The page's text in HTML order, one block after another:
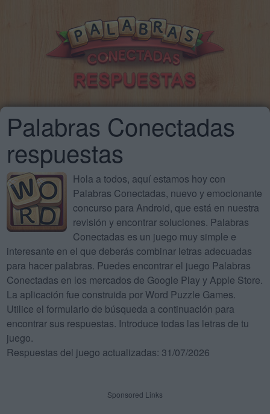
Palabras Conectadas
respuestas
Hola a todos, aquí estamos hoy con
Palabras Conectadas, nuevo y emocionante
concurso para Android, que está en nuestra
revisión y encontrar soluciones. Palabras
Conectadas es un juego muy simple e
interesante en el que deberás combinar letras adecuadas
para hacer palabras. Puedes encontrar el juego Palabras
Conectadas en los mercados de Google Play y Apple Store.
La aplicación fue construida por Word Puzzle Games.
Utilice el formulario de búsqueda a continuación para
encontrar sus respuestas. Introduce todas las letras de tu
juego.
Respuestas del juego actualizadas: 31/07/2026
Sponsored Links